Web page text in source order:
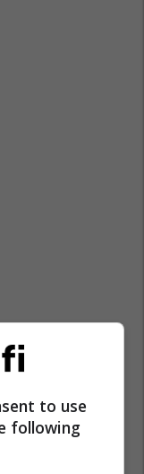
to use
following